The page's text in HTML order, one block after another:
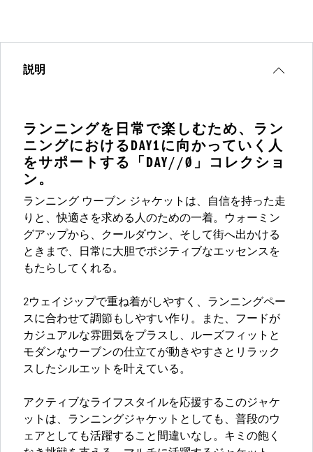
説明
ランニングを日常で楽しむため、ラン
ニングにおけるDAY1に向かっていく人
をサポートする「DAY//Ø」コレクショ
ン。
ランニング ウーブン ジャケットは、自信を持った走
りと、快適さを求める人のための一着。ウォーミン
グアップから、クールダウン、そして街へ出かける
ときまで、日常に大胆でポジティブなエッセンスを
もたらしてくれる。
2ウェイジップで重ね着がしやすく、ランニングペー
スに合わせて調節もしやすい作り。また、フードが
カジュアルな雰囲気をプラスし、ルーズフィットと
モダンなウーブンの仕立てが動きやすさとリラック
スしたシルエットを叶えている。
アクティブなライフスタイルを応援するこのジャケ
ットは、ランニングジャケットとしても、普段のウ
ェアとしても活躍すること間違いなし。キミの飽く